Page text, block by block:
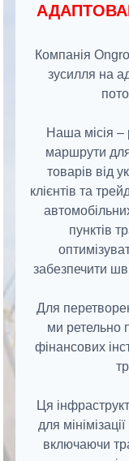
Компанія
зусилля на
Наша місія –
маршрути
товарів від
клієнтів та
пунктів
забезпечити
Для
ми ретельно
фінансових
Ця
для
включаючи